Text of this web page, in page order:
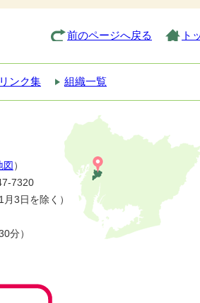
前のページへ戻る ト
リンク集 組織一覧
図 ）
7320
3日を除く）
分）